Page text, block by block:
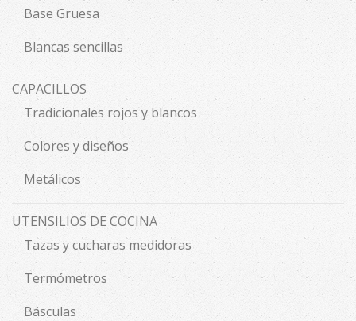
Base Gruesa
Blancas sencillas
CAPACILLOS
Tradicionales rojos y blancos
Colores y diseños
Metálicos
UTENSILIOS DE COCINA
Tazas y cucharas medidoras
Termómetros
Básculas